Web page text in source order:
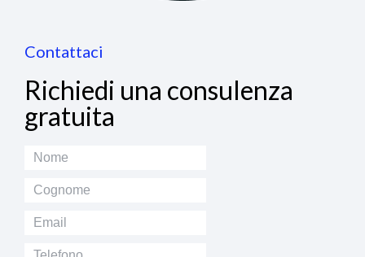
Contattaci
Richiedi una consulenza
gratuita